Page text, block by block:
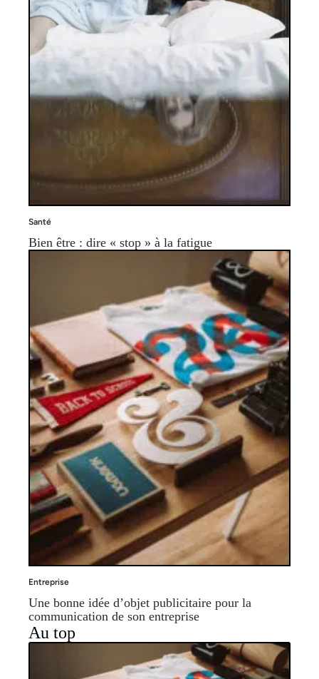
Santé
Bien être : dire « stop » à la fatigue
Entreprise
Une bonne idée d’objet publicitaire pour la
communication de son entreprise
Au top